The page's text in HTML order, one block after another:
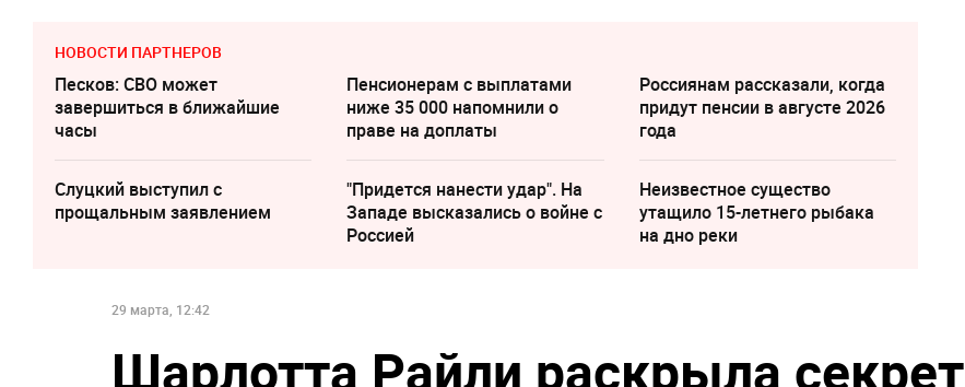
НОВОСТИ ПАРТНЕРОВ
Песков: СВО может
завершиться в ближайшие
часы
Пенсионерам с выплатами
ниже 35 000 напомнили о
праве на доплаты
Россиянам рассказали, когда
придут пенсии в августе 2026
года
Слуцкий выступил с
прощальным заявлением
"Придется нанести удар". На
Западе высказались о войне с
Россией
Неизвестное существо
утащило 15-летнего рыбака
на дно реки
29 марта, 12:42
Шарлотта Райли раскрыла секрет